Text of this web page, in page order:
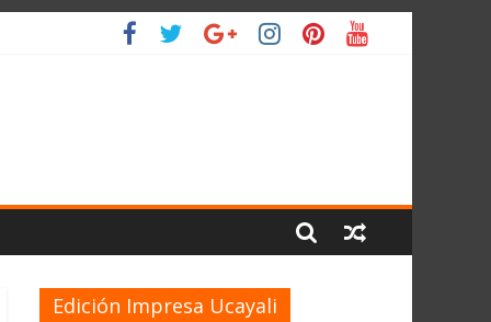
Edición Impresa Ucayali